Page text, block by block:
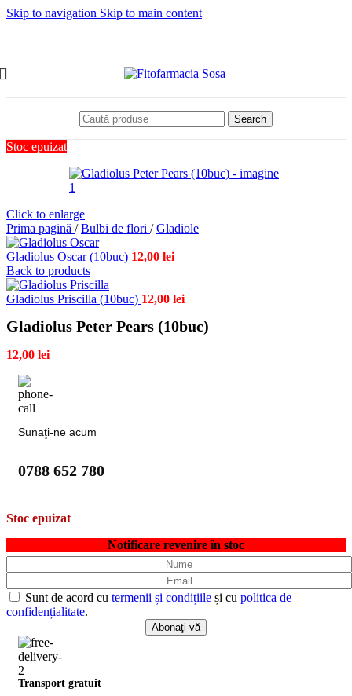
Skip to navigation Skip to main content
Search
Stoc epuizat
Click to enlarge
Prima pagină / Bulbi de flori / Gladiole
Gladiolus Oscar (10buc) 12,00 lei
Back to products
Gladiolus Priscilla (10buc) 12,00 lei
Gladiolus Peter Pears (10buc)
12,00 lei
Sunaţi-ne acum
0788 652 780
Stoc epuizat
Notificare revenire în stoc
Sunt de acord cu termenii și condițiile și cu politica de
confidențialitate.
Transport gratuit